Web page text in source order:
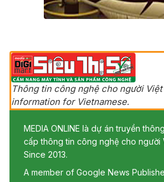
Thông tin công nghệ cho người
information for Vietnamese.
MEDIA ONLINE là dự án truyền
cấp thông tin công nghệ cho người
Since 2013.
A member of Google News